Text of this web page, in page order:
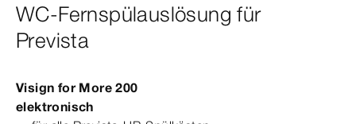
WC-Fernspülauslösung für
Prevista
Visign for More 200
elek­tronisch